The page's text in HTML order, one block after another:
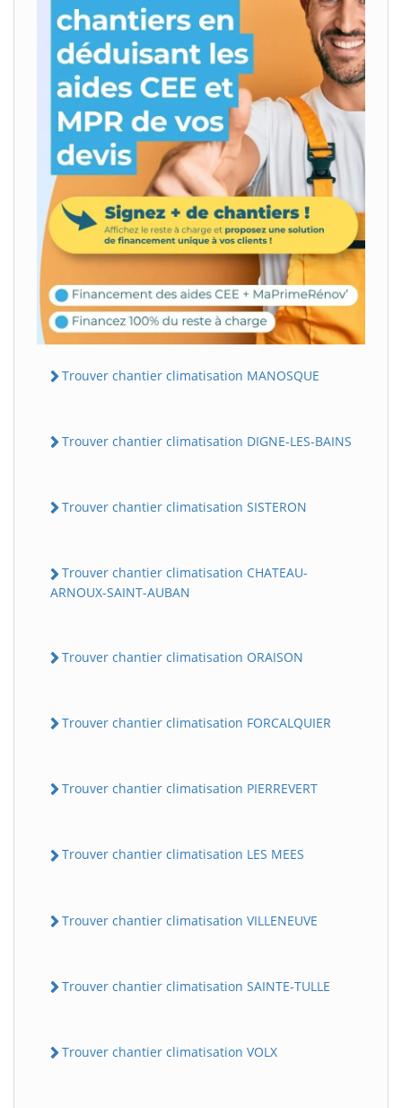
Trouver chantier climatisation MANOSQUE
Trouver chantier climatisation DIGNE-LES-BAINS
Trouver chantier climatisation SISTERON
Trouver chantier climatisation CHATEAU-
ARNOUX-SAINT-AUBAN
Trouver chantier climatisation ORAISON
Trouver chantier climatisation FORCALQUIER
Trouver chantier climatisation PIERREVERT
Trouver chantier climatisation LES MEES
Trouver chantier climatisation VILLENEUVE
Trouver chantier climatisation SAINTE-TULLE
Trouver chantier climatisation VOLX